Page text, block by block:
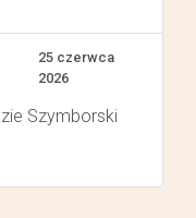
25 czerwca
2026
Szymborski